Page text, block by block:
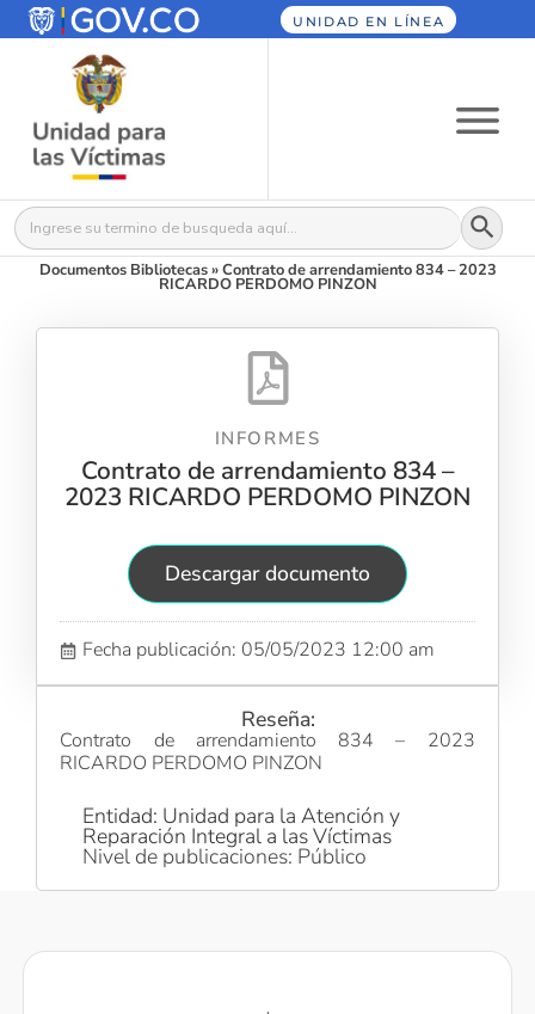
UNIDAD EN LÍNEA
Buscar: Botón
Documentos Bibliotecas»Contrato de arrendamiento 834 – 2023
RICARDO PERDOMO PINZON
INFORMES
Contrato de arrendamiento 834 –
2023 RICARDO PERDOMO PINZON
Descargar documento
Fecha publicación: 05/05/2023 12:00 am
Reseña:
Contrato de arrendamiento 834 – 2023
RICARDO PERDOMO PINZON
Entidad: Unidad para la Atención y
Reparación Integral a las Víctimas
Nivel de publicaciones: Público